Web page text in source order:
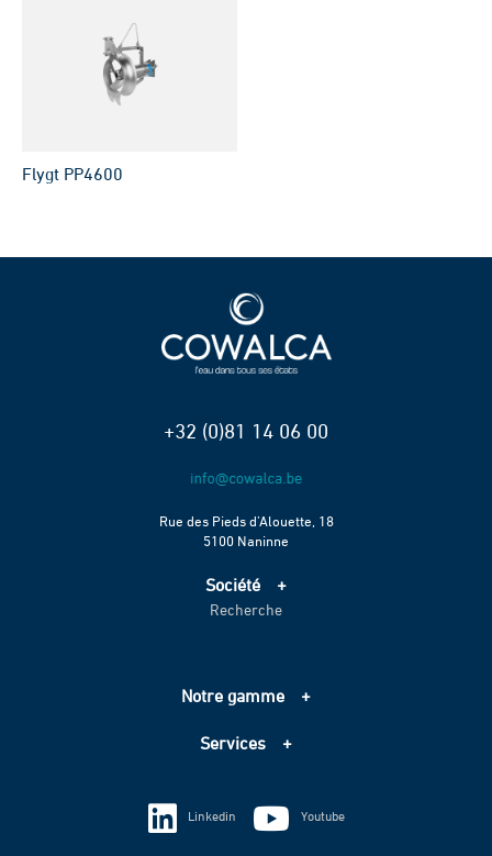
Flygt PP4600
+32 (0)81 14 06 00
Rue des Pieds d’Alouette, 18
5100 Naninne
Société
Accueil
Échelle de performance CO2
Recherche
Notre gamme
Assainissement
Techniques spéciales
Services
Information sur les cookies
Vie privée
Linkedin Youtube